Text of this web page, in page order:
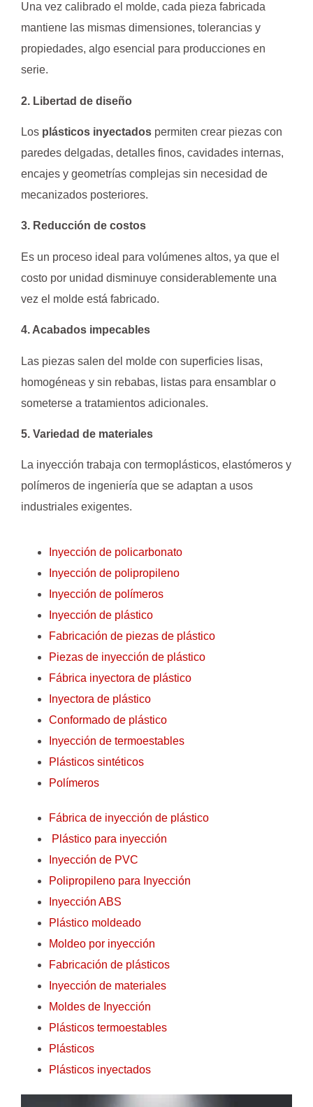
Una vez calibrado el molde, cada pieza fabricada
mantiene las mismas dimensiones, tolerancias y
propiedades, algo esencial para producciones en
serie.
2. Libertad de diseño
Los plásticos inyectados permiten crear piezas con
paredes delgadas, detalles finos, cavidades internas,
encajes y geometrías complejas sin necesidad de
mecanizados posteriores.
3. Reducción de costos
Es un proceso ideal para volúmenes altos, ya que el
costo por unidad disminuye considerablemente una
vez el molde está fabricado.
4. Acabados impecables
Las piezas salen del molde con superficies lisas,
homogéneas y sin rebabas, listas para ensamblar o
someterse a tratamientos adicionales.
5. Variedad de materiales
La inyección trabaja con termoplásticos, elastómeros y
polímeros de ingeniería que se adaptan a usos
industriales exigentes.
Inyección de policarbonato
Inyección de polipropileno
Inyección de polímeros
Inyección de plástico
Fabricación de piezas de plástico
Piezas de inyección de plástico
Fábrica inyectora de plástico
Inyectora de plástico
Conformado de plástico
Inyección de termoestables
Plásticos sintéticos
Polímeros
Fábrica de inyección de plástico
Plástico para inyección
Inyección de PVC
Polipropileno para Inyección
Inyección ABS
Plástico moldeado
Moldeo por inyección
Fabricación de plásticos
Inyección de materiales
Moldes de Inyección
Plásticos termoestables
Plásticos
Plásticos inyectados